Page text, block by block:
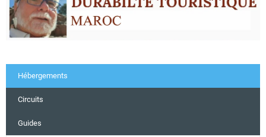
Hébergements
Circuits
Guides